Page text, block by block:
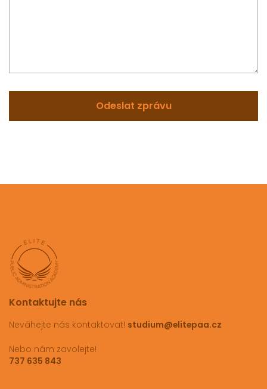
Odeslat zprávu
Kontaktujte nás
Neváhejte nás kontaktovat! studium@elitepaa.cz
Nebo nám zavolejte!
737 635 843